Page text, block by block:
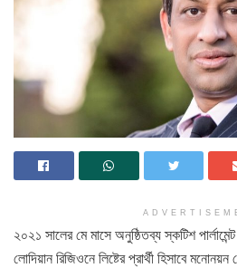
২০২১ সালের মে মাসে অনুষ্ঠিতব্য স্কটিশ পার্লামেন্ট
লোদিয়ান রিজিওনে লিষ্টের প্রার্থী হিসাবে